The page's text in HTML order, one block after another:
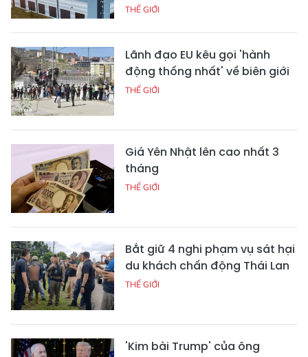
THẾ GIỚI
Lãnh đạo EU kêu gọi 'hành
động thống nhất' về biên giới
THẾ GIỚI
Giá Yên Nhật lên cao nhất 3
tháng
THẾ GIỚI
Bắt giữ 4 nghi phạm vụ sát hại
du khách chấn động Thái Lan
THẾ GIỚI
'Kim bài Trump' của ông